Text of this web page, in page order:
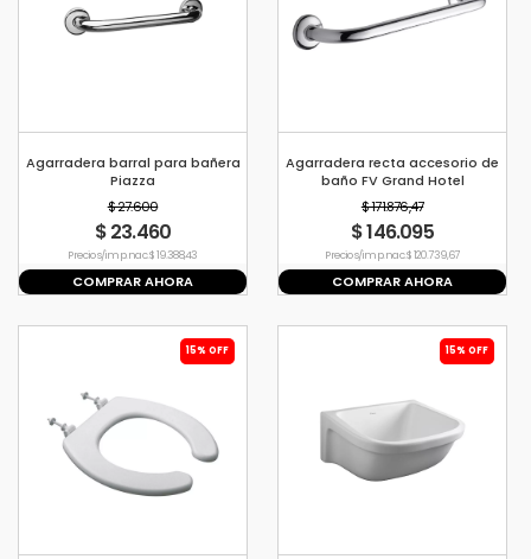
Agarradera barral para bañera
Piazza
$ 27.600
$ 23.460
Precio s/imp. nac. $ 19.388,43
COMPRAR AHORA
Agarradera recta accesorio de
baño FV Grand Hotel
$ 171.876,47
$ 146.095
Precio s/imp. nac. $ 120.739,67
COMPRAR AHORA
15% OFF 15% OFF